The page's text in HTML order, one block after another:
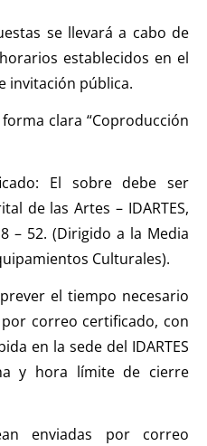
se llevará a cabo de
establecidos en el
invitación pública.
clara “Coproducción
El sobre debe ser
de las Artes – IDARTES,
– 52. (Dirigido a la Media
Culturales).
el tiempo necesario
correo certificado, con
en la sede del IDARTES
y hora límite de cierre
enviadas por correo